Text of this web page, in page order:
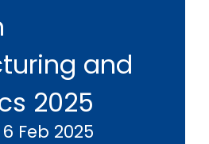
and
2025
6 Feb 2025